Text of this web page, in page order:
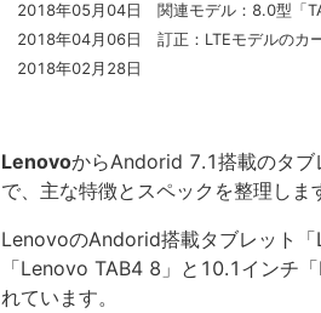
2018年05月04日 関連モデル：8.0型「
2018年04月06日 訂正：LTEモデルのカ
2018年02月28日
LenovoからAndorid 7.1搭載のタブ
で、主な特徴とスペックを整理しま
LenovoのAndorid搭載タブレット
「Lenovo TAB4 8」と10.1インチ
れています。